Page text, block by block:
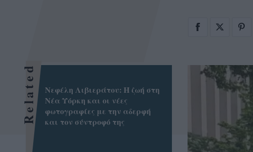
Related
Νεφέλη Λιβιεράτου: Η ζωή στη
Νέα Υόρκη και οι νέες
φωτογραφίες με την αδερφή
και τον σύντροφό της